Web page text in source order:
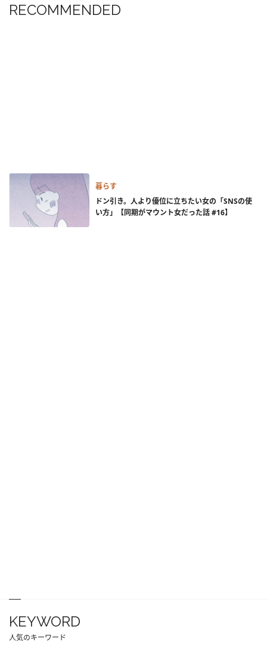
RECOMMENDED
暮らす
ドン引き。人より優位に立ちたい女の「SNSの使
い方」【同期がマウント女だった話 #16】
KEYWORD
人気のキーワード